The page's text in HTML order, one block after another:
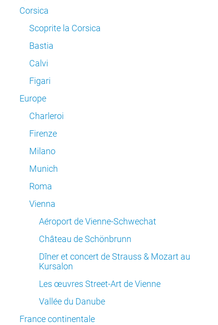
Corsica
Scoprite la Corsica
Bastia
Calvi
Figari
Europe
Charleroi
Firenze
Milano
Munich
Roma
Vienna
Aéroport de Vienne-Schwechat
Château de Schönbrunn
Dîner et concert de Strauss & Mozart au
Kursalon
Les œuvres Street-Art de Vienne
Vallée du Danube
France continentale